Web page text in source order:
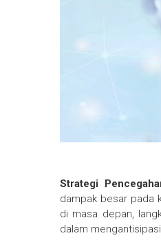
Strategi
dampak besar pada
di masa depan,
dalam